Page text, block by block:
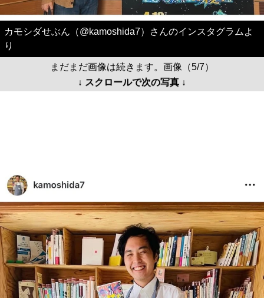
カモシダせぶん（@kamoshida7）さんのインスタグラムよ
り
まだまだ画像は続きます。画像（5/7）
↓ スクロールで次の写真 ↓